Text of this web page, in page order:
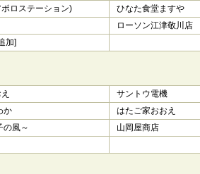
ロステーション)
ひなた食堂ますや
ローソン江津敬川店
加]
サントウ電機
か
はたご家おおえ
の風～
山岡屋商店